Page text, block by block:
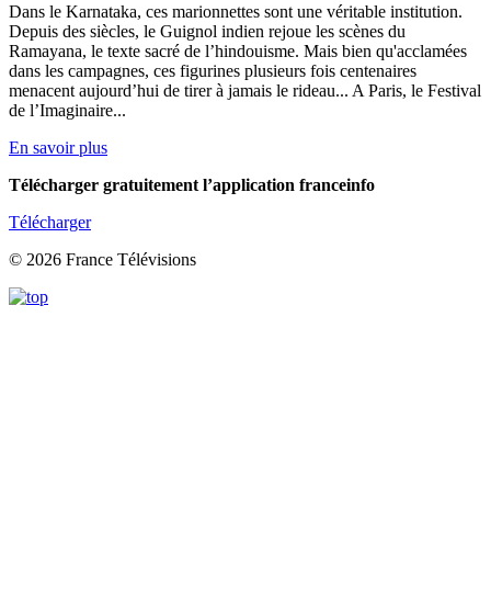
Dans le Karnataka, ces marionnettes sont une véritable institution.
Depuis des siècles, le Guignol indien rejoue les scènes du
Ramayana, le texte sacré de l’hindouisme. Mais bien qu'acclamées
dans les campagnes, ces figurines plusieurs fois centenaires
menacent aujourd’hui de tirer à jamais le rideau... A Paris, le Festival
de l’Imaginaire...
En savoir plus
Télécharger gratuitement l’application franceinfo
Télécharger
© 2026 France Télévisions